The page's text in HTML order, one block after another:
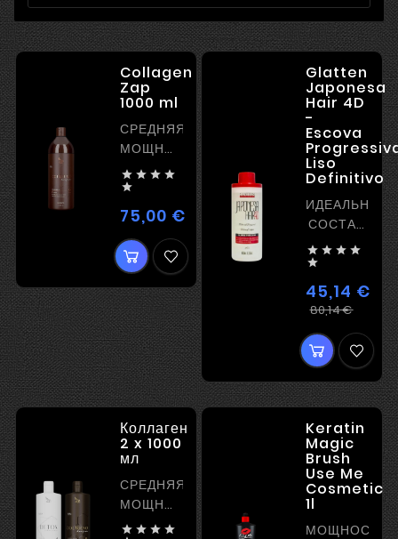
Collagen
Zap
1000 ml
СРЕДНЯЯ
МОЩНОСТЬ
ВЫПРЯМЛЕНИЯ
   

75,00 €Цена
Glatten
Japonesa
Hair 4D
-
Escova
Liso
Definitivo
ИДЕАЛЬНЫЙ
СОСТАВ
ДЛЯ
ВОЛОС
   

45,14 €
80,14 €
цена
Цена
Коллаген
2 x 1000
мл
СРЕДНЯЯ
МОЩНОСТЬ
ВЫПРЯМЛЕНИЯ
   
Keratin
Magic
Brush
Use Me
Cosmetic
1l
МОЩНОСТЬ